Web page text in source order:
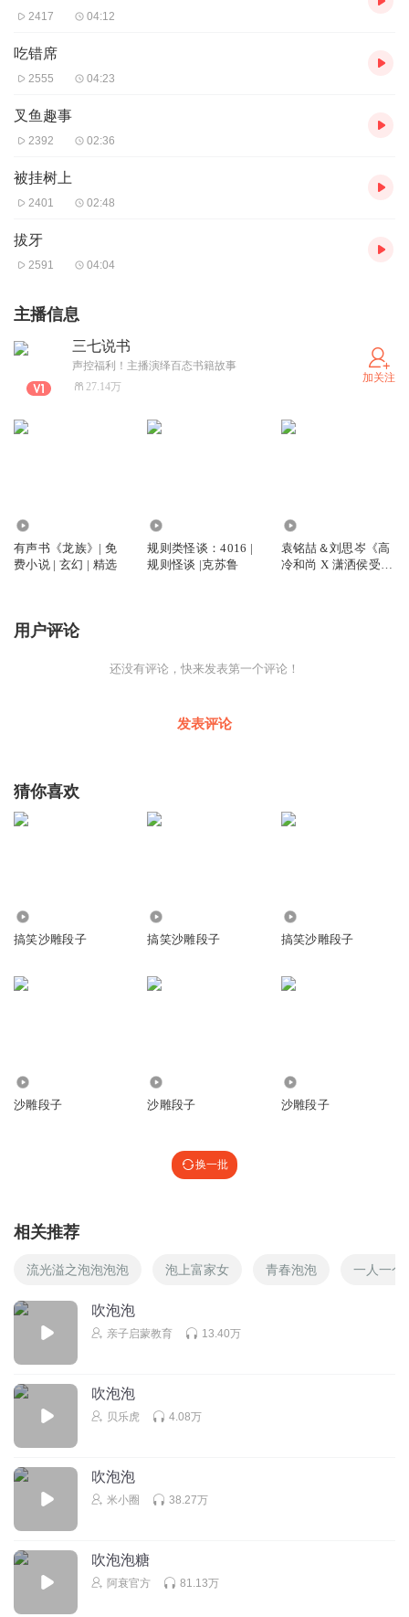
2417 04:12
吃错席
2555 04:23
叉鱼趣事
2392 02:36
被挂树上
2401 02:48
拔牙
2591 04:04
主播信息
三七说书
声控福利！主播演绎百态书籍故事
27.14万
加关注
有声书《龙族》| 免
费小说 | 玄幻 | 精选
规则类怪谈：4016 |
规则怪谈 |克苏鲁
袁铭喆＆刘思岑《高
冷和尚 X 潇洒侯受》
用户评论
还没有评论，快来发表第一个评论！
发表评论
猜你喜欢
搞笑沙雕段子 搞笑沙雕段子 搞笑沙雕段子
沙雕段子 沙雕段子 沙雕段子
换一批
相关推荐
流光溢之泡泡泡泡 泡上富家女 青春泡泡 一人一个
吹泡泡
亲子启蒙教育 13.40万
吹泡泡
贝乐虎 4.08万
吹泡泡
米小圈 38.27万
吹泡泡糖
阿衰官方 81.13万